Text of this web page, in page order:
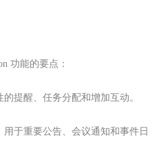
功能的要点：
提醒、任务分配和增加互动。
于重要公告、会议通知和事件日